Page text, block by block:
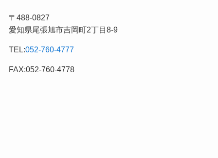
事
カ
ゴ
リ
〒488-0827
愛知県尾張旭市吉岡町2丁目8-9
TEL:052-760-4777
FAX:052-760-4778